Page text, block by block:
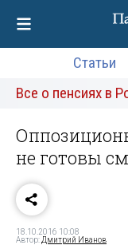
Статьи
Все о пенсиях в
не готовы
18.10.2016 10:08
Автор: Дмитрий Иванов